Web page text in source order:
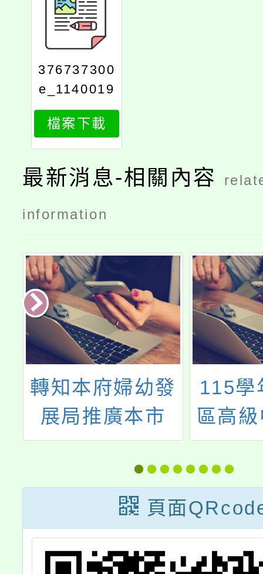
376737300
e_1140019
321_attach
1
檔案下載
最新消息-相關內容
information
轉知本府婦幼發
展局推廣本市
「孕產婦關懷中
心」服務資訊一
案，歡迎運用。
115學
區高
免試
頁面